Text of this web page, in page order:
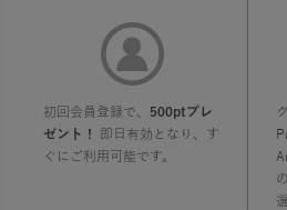
初回会員登録で、 500ptプレ
ゼント！
即日有効となり、す
ぐにご利用可能です。
の